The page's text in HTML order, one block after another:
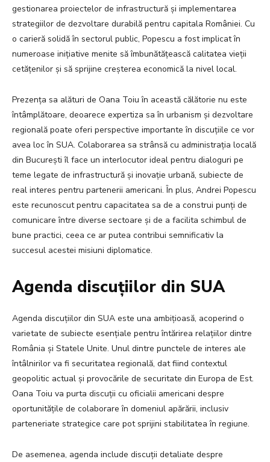
gestionarea proiectelor de infrastructură și implementarea
strategiilor de dezvoltare durabilă pentru capitala României. Cu
o carieră solidă în sectorul public, Popescu a fost implicat în
numeroase inițiative menite să îmbunătățească calitatea vieții
cetățenilor și să sprijine creșterea economică la nivel local.
Prezența sa alături de Oana Toiu în această călătorie nu este
întâmplătoare, deoarece expertiza sa în urbanism și dezvoltare
regională poate oferi perspective importante în discuțiile ce vor
avea loc în SUA. Colaborarea sa strânsă cu administrația locală
din București îl face un interlocutor ideal pentru dialoguri pe
teme legate de infrastructură și inovație urbană, subiecte de
real interes pentru partenerii americani. În plus, Andrei Popescu
este recunoscut pentru capacitatea sa de a construi punți de
comunicare între diverse sectoare și de a facilita schimbul de
bune practici, ceea ce ar putea contribui semnificativ la
succesul acestei misiuni diplomatice.
Agenda discuțiilor din SUA
Agenda discuțiilor din SUA este una ambițioasă, acoperind o
varietate de subiecte esențiale pentru întărirea relațiilor dintre
România și Statele Unite. Unul dintre punctele de interes ale
întâlnirilor va fi securitatea regională, dat fiind contextul
geopolitic actual și provocările de securitate din Europa de Est.
Oana Toiu va purta discuții cu oficialii americani despre
oportunitățile de colaborare în domeniul apărării, inclusiv
parteneriate strategice care pot sprijini stabilitatea în regiune.
De asemenea, agenda include discuții detaliate despre